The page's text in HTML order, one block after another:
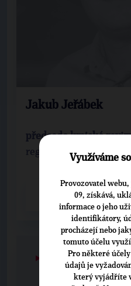
Jakub Jeřábek
předseda krajské
regionální organizace:
CELÝ PROFIL
▶
Využíváme
Provozovatel
09, získává,
informace o jeho
identifikátory,
procházejí nebo
tomuto účelu
Pro některé
údajů je
který vyjádříte